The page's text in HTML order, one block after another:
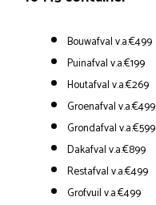
Bouwafval v.a.€499
Puinafval v.a.€199
Houtafval v.a.€269
Groenafval v.a.€499
Grondafval v.a.€599
Dakafval v.a.€899
Restafval v.a.€499
Grofvuil v.a.€499